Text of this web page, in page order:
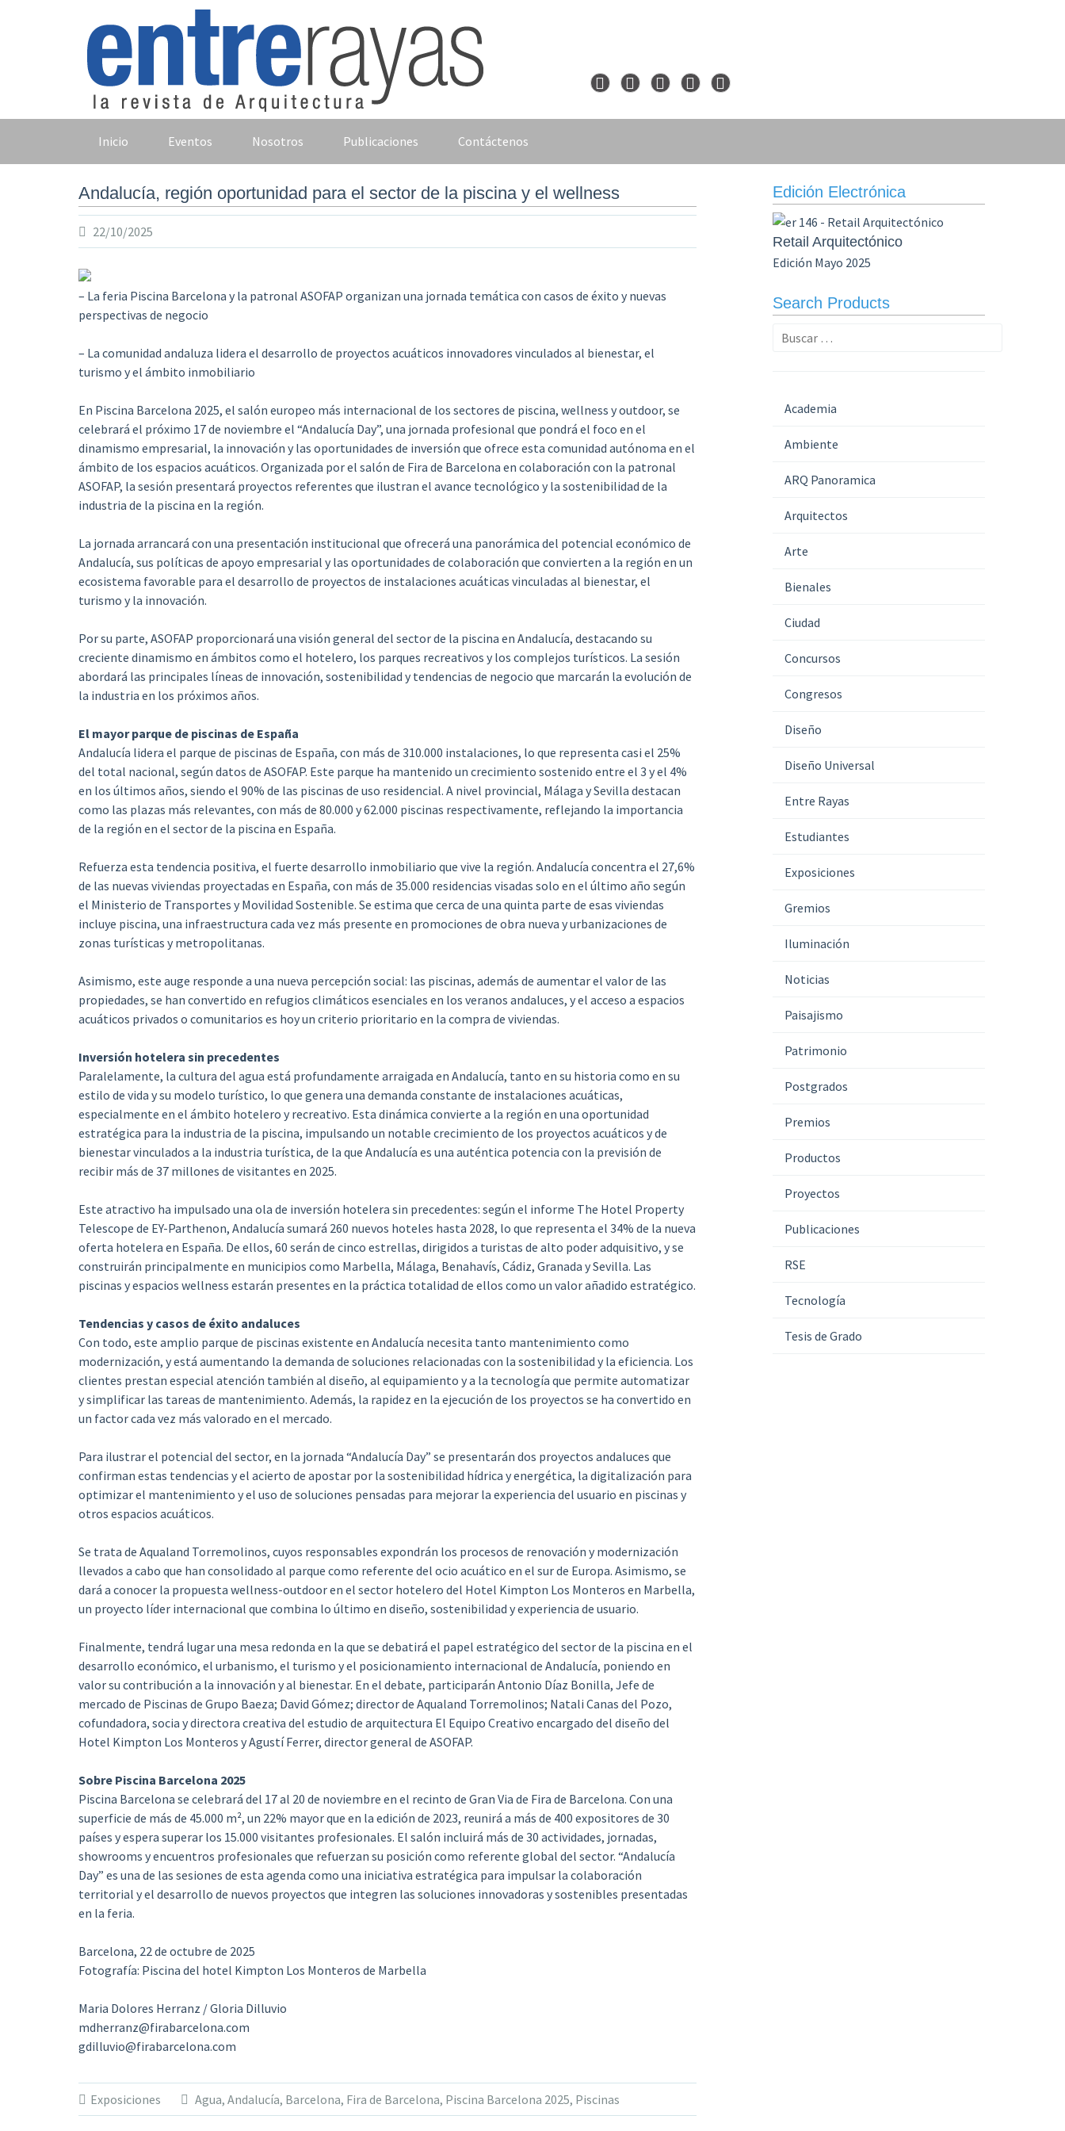
Inicio Eventos Nosotros Publicaciones Contáctenos
Andalucía, región oportunidad para el sector de la piscina y el wellness
22/10/2025
– La feria Piscina Barcelona y la patronal ASOFAP organizan una jornada temática con casos de éxito y nuevas
perspectivas de negocio
– La comunidad andaluza lidera el desarrollo de proyectos acuáticos innovadores vinculados al bienestar, el
turismo y el ámbito inmobiliario
En Piscina Barcelona 2025, el salón europeo más internacional de los sectores de piscina, wellness y outdoor, se
celebrará el próximo 17 de noviembre el “Andalucía Day”, una jornada profesional que pondrá el foco en el
dinamismo empresarial, la innovación y las oportunidades de inversión que ofrece esta comunidad autónoma en el
ámbito de los espacios acuáticos. Organizada por el salón de Fira de Barcelona en colaboración con la patronal
ASOFAP, la sesión presentará proyectos referentes que ilustran el avance tecnológico y la sostenibilidad de la
industria de la piscina en la región.
La jornada arrancará con una presentación institucional que ofrecerá una panorámica del potencial económico de
Andalucía, sus políticas de apoyo empresarial y las oportunidades de colaboración que convierten a la región en un
ecosistema favorable para el desarrollo de proyectos de instalaciones acuáticas vinculadas al bienestar, el
turismo y la innovación.
Por su parte, ASOFAP proporcionará una visión general del sector de la piscina en Andalucía, destacando su
creciente dinamismo en ámbitos como el hotelero, los parques recreativos y los complejos turísticos. La sesión
abordará las principales líneas de innovación, sostenibilidad y tendencias de negocio que marcarán la evolución de
la industria en los próximos años.
El mayor parque de piscinas de España
Andalucía lidera el parque de piscinas de España, con más de 310.000 instalaciones, lo que representa casi el 25%
del total nacional, según datos de ASOFAP. Este parque ha mantenido un crecimiento sostenido entre el 3 y el 4%
en los últimos años, siendo el 90% de las piscinas de uso residencial. A nivel provincial, Málaga y Sevilla destacan
como las plazas más relevantes, con más de 80.000 y 62.000 piscinas respectivamente, reflejando la importancia
de la región en el sector de la piscina en España.
Refuerza esta tendencia positiva, el fuerte desarrollo inmobiliario que vive la región. Andalucía concentra el 27,6%
de las nuevas viviendas proyectadas en España, con más de 35.000 residencias visadas solo en el último año según
el Ministerio de Transportes y Movilidad Sostenible. Se estima que cerca de una quinta parte de esas viviendas
incluye piscina, una infraestructura cada vez más presente en promociones de obra nueva y urbanizaciones de
zonas turísticas y metropolitanas.
Asimismo, este auge responde a una nueva percepción social: las piscinas, además de aumentar el valor de las
propiedades, se han convertido en refugios climáticos esenciales en los veranos andaluces, y el acceso a espacios
acuáticos privados o comunitarios es hoy un criterio prioritario en la compra de viviendas.
Inversión hotelera sin precedentes
Paralelamente, la cultura del agua está profundamente arraigada en Andalucía, tanto en su historia como en su
estilo de vida y su modelo turístico, lo que genera una demanda constante de instalaciones acuáticas,
especialmente en el ámbito hotelero y recreativo. Esta dinámica convierte a la región en una oportunidad
estratégica para la industria de la piscina, impulsando un notable crecimiento de los proyectos acuáticos y de
bienestar vinculados a la industria turística, de la que Andalucía es una auténtica potencia con la previsión de
recibir más de 37 millones de visitantes en 2025.
Este atractivo ha impulsado una ola de inversión hotelera sin precedentes: según el informe The Hotel Property
Telescope de EY-Parthenon, Andalucía sumará 260 nuevos hoteles hasta 2028, lo que representa el 34% de la nueva
oferta hotelera en España. De ellos, 60 serán de cinco estrellas, dirigidos a turistas de alto poder adquisitivo, y se
construirán principalmente en municipios como Marbella, Málaga, Benahavís, Cádiz, Granada y Sevilla. Las
piscinas y espacios wellness estarán presentes en la práctica totalidad de ellos como un valor añadido estratégico.
Tendencias y casos de éxito andaluces
Con todo, este amplio parque de piscinas existente en Andalucía necesita tanto mantenimiento como
modernización, y está aumentando la demanda de soluciones relacionadas con la sostenibilidad y la eficiencia. Los
clientes prestan especial atención también al diseño, al equipamiento y a la tecnología que permite automatizar
y simplificar las tareas de mantenimiento. Además, la rapidez en la ejecución de los proyectos se ha convertido en
un factor cada vez más valorado en el mercado.
Para ilustrar el potencial del sector, en la jornada “Andalucía Day” se presentarán dos proyectos andaluces que
confirman estas tendencias y el acierto de apostar por la sostenibilidad hídrica y energética, la digitalización para
optimizar el mantenimiento y el uso de soluciones pensadas para mejorar la experiencia del usuario en piscinas y
otros espacios acuáticos.
Se trata de Aqualand Torremolinos, cuyos responsables expondrán los procesos de renovación y modernización
llevados a cabo que han consolidado al parque como referente del ocio acuático en el sur de Europa. Asimismo, se
dará a conocer la propuesta wellness-outdoor en el sector hotelero del Hotel Kimpton Los Monteros en Marbella,
un proyecto líder internacional que combina lo último en diseño, sostenibilidad y experiencia de usuario.
Finalmente, tendrá lugar una mesa redonda en la que se debatirá el papel estratégico del sector de la piscina en el
desarrollo económico, el urbanismo, el turismo y el posicionamiento internacional de Andalucía, poniendo en
valor su contribución a la innovación y al bienestar. En el debate, participarán Antonio Díaz Bonilla, Jefe de
mercado de Piscinas de Grupo Baeza; David Gómez; director de Aqualand Torremolinos; Natali Canas del Pozo,
cofundadora, socia y directora creativa del estudio de arquitectura El Equipo Creativo encargado del diseño del
Hotel Kimpton Los Monteros y Agustí Ferrer, director general de ASOFAP.
Sobre Piscina Barcelona 2025
Piscina Barcelona se celebrará del 17 al 20 de noviembre en el recinto de Gran Via de Fira de Barcelona. Con una
superficie de más de 45.000 m², un 22% mayor que en la edición de 2023, reunirá a más de 400 expositores de 30
países y espera superar los 15.000 visitantes profesionales. El salón incluirá más de 30 actividades, jornadas,
showrooms y encuentros profesionales que refuerzan su posición como referente global del sector. “Andalucía
Day” es una de las sesiones de esta agenda como una iniciativa estratégica para impulsar la colaboración
territorial y el desarrollo de nuevos proyectos que integren las soluciones innovadoras y sostenibles presentadas
en la feria.
Barcelona, 22 de octubre de 2025
Fotografía: Piscina del hotel Kimpton Los Monteros de Marbella
Maria Dolores Herranz / Gloria Dilluvio
mdherranz@firabarcelona.com
gdilluvio@firabarcelona.com
Exposiciones Agua, Andalucía, Barcelona, Fira de Barcelona, Piscina Barcelona 2025, Piscinas
Edición Electrónica
Retail Arquitectónico
Edición Mayo 2025
Search Products
Buscar:
Academia
Ambiente
ARQ Panoramica
Arquitectos
Arte
Bienales
Ciudad
Concursos
Congresos
Diseño
Diseño Universal
Entre Rayas
Estudiantes
Exposiciones
Gremios
Iluminación
Noticias
Paisajismo
Patrimonio
Postgrados
Premios
Productos
Proyectos
Publicaciones
RSE
Tecnología
Tesis de Grado